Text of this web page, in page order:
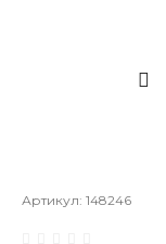
Артикул: 148246